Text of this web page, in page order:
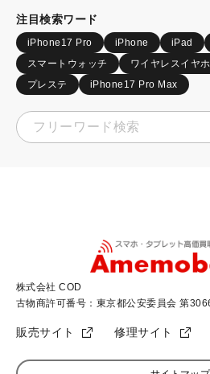
注目検索ワード
iPhone17 Pro iPhone iPad
スマートウォッチ
ワイヤレスイヤ
プレステ
iPhone17 Pro Max
株式会社 COD
古物商許可番号：東京都公安委員会 第
販売サイト 修理サイト